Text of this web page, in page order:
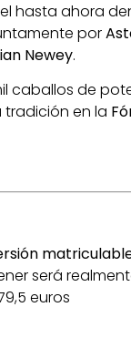
hasta ahora
por
Newey.
caballos de
en la
será
euros